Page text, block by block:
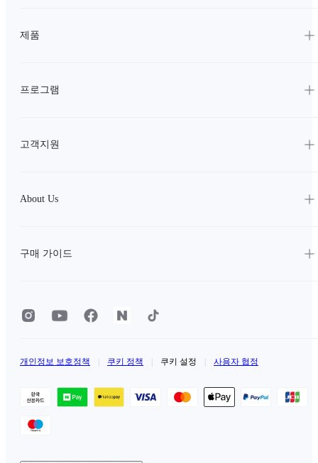
제품
프로그램
고객지원
About Us
구매 가이드
개인정보 보호정책 쿠키 정책 쿠키 설정 사용자 협정